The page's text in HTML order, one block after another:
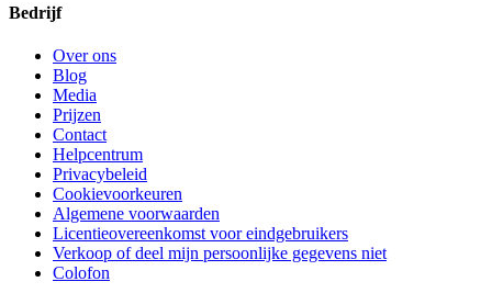
Bedrijf
Over ons
Blog
Media
Prijzen
Contact
Helpcentrum
Privacybeleid
Cookievoorkeuren
Algemene voorwaarden
Licentieovereenkomst voor eindgebruikers
Verkoop of deel mijn persoonlijke gegevens niet
Colofon